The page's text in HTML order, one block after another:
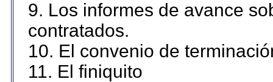
9. Los informes de avance
contratados.
10. El convenio de
11. El finiquito